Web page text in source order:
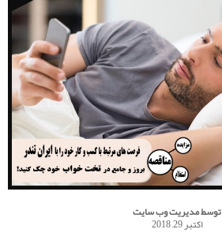
توسطمدیریت وب سایت
اکتبر 29, 2018